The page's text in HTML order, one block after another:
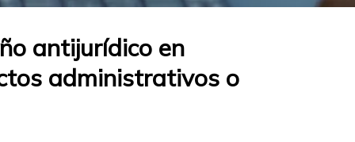
antijurídico en
administrativos o